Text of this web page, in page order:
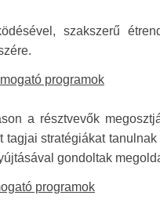
szakszerű
programok
a résztvevők
tagjai stratégiákat
gondoltak
programok